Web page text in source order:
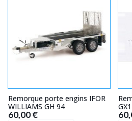
Remorque porte engins IFOR
WILLIAMS GH 94
60,00 €